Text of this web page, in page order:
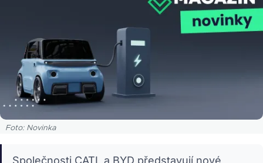
Foto: Novinka
Společnosti CATL a BYD představují nové